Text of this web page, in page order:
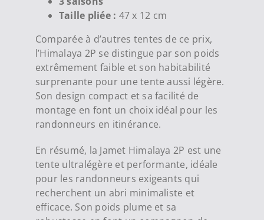
Taille pliée : 47 x 12 cm
Comparée à d’autres tentes de ce prix,
l’Himalaya 2P se distingue par son poids
extrêmement faible et son habitabilité
surprenante pour une tente aussi légère.
Son design compact et sa facilité de
montage en font un choix idéal pour les
randonneurs en itinérance.
En résumé, la Jamet Himalaya 2P est une
tente ultralégère et performante, idéale
pour les randonneurs exigeants qui
recherchent un abri minimaliste et
efficace. Son poids plume et sa